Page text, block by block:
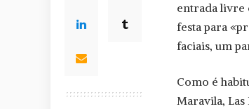
entrada livre
festa para
faciais, um
Como é
Maravila, Las